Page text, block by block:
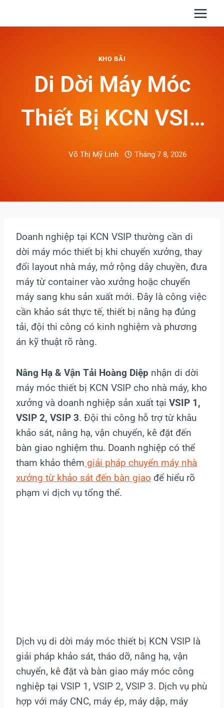
KHO BÃI
Di Dời Máy Móc
Thiết Bị KCN VSIP
Trọn Gói, An Toàn,
Võ Thị Mỹ Linh Tháng 7 8, 2026
Doanh nghiệp tại KCN VSIP thường cần di
dời máy móc thiết bị khi chuyển xưởng, thay
đổi layout nhà máy, mở rộng dây chuyền, đưa
máy từ container vào xưởng hoặc chuyển
máy sang khu sản xuất mới. Đây là công việc
cần khảo sát thực tế, thiết bị nâng hạ đúng
tải, đội thi công có kinh nghiệm và phương
án kỹ thuật rõ ràng.
Nâng Hạ & Vận Tải Hoàng Diệp nhận di dời
máy móc thiết bị KCN VSIP cho nhà máy, kho
xưởng và doanh nghiệp sản xuất tại VSIP 1,
VSIP 2, VSIP 3. Đội thi công hỗ trợ từ khâu
khảo sát, nâng hạ, vận chuyển, kê đặt đến
bàn giao nghiệm thu. Doanh nghiệp có thể
tham khảo thêm giải pháp chuyển máy nhà
xưởng từ khảo sát đến bàn giao để hiểu rõ
phạm vi dịch vụ tổng thể.
Dịch vụ di dời máy móc thiết bị KCN VSIP là
giải pháp khảo sát, tháo dỡ, nâng hạ, vận
chuyển, kê đặt và bàn giao máy móc công
nghiệp tại VSIP 1, VSIP 2, VSIP 3. Dịch vụ phù
hợp với máy CNC, máy ép, máy dập, máy